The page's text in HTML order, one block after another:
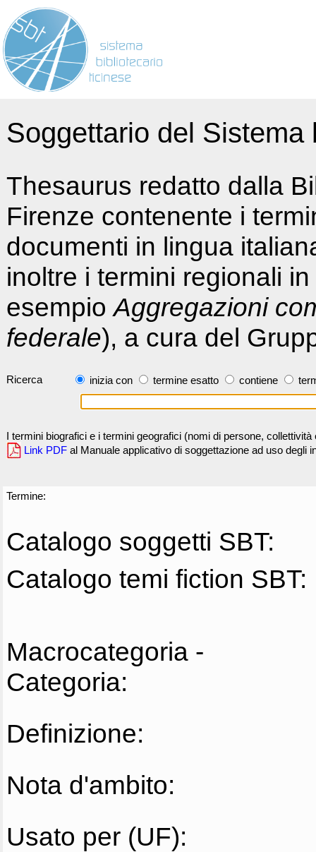
Soggettario del
Thesaurus redatto dalla
Firenze contenente i
documenti in lingua
inoltre i termini regionali
esempioAggregazioni
federale), a cura del
Ricerca inizia con termine esatto contiene
I termini biografici e i termini geografici (nomi di persone,
Link PDF al Manuale applicativo di soggettazione ad uso degli
Termine:
Catalogo soggetti SBT:
Catalogo temi fiction SBT:
Macrocategoria -
Categoria:
Definizione:
Nota d'ambito:
Usato per (UF):